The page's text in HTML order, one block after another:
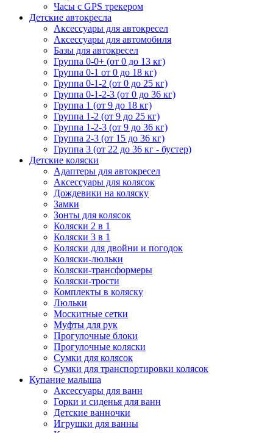
Часы с GPS трекером
Детские автокресла
Аксессуары для автокресел
Аксессуары для автомобиля
Базы для автокресел
Группа 0-0+ (от 0 до 13 кг)
Группа 0-1 от 0 до 18 кг)
Группа 0-1-2 (от 0 до 25 кг)
Группа 0-1-2-3 (от 0 до 36 кг)
Группа 1 (от 9 до 18 кг)
Группа 1-2 (от 9 до 25 кг)
Группа 1-2-3 (от 9 до 36 кг)
Группа 2-3 (от 15 до 36 кг)
Группа 3 (от 22 до 36 кг - бустер)
Детские коляски
Адаптеры для автокресел
Аксессуары для колясок
Дождевики на коляску
Замки
Зонты для колясок
Коляски 2 в 1
Коляски 3 в 1
Коляски для двойни и погодок
Коляски-люльки
Коляски-трансформеры
Коляски-трости
Комплекты в коляску
Люльки
Москитные сетки
Муфты для рук
Прогулочные блоки
Прогулочные коляски
Сумки для колясок
Сумки для транспортировки колясок
Купание малыша
Аксессуары для ванн
Горки и сиденья для ванн
Детские ванночки
Игрушки для ванны